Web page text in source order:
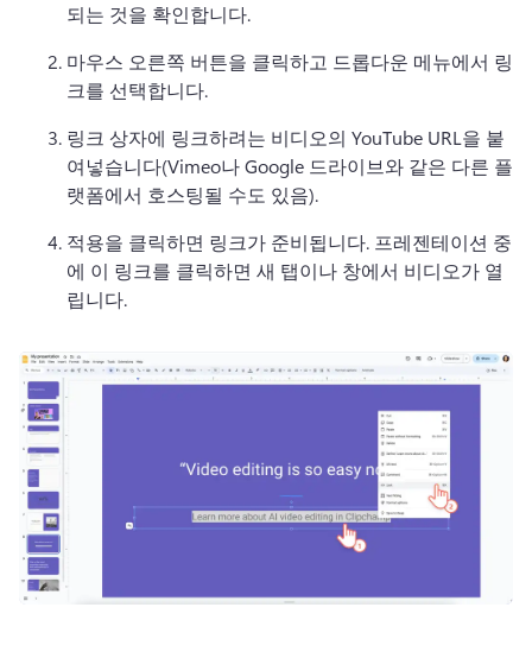
되는 것을 확인합니다.
마우스 오른쪽 버튼을 클릭하고 드롭다운 메뉴에서 링
크를 선택합니다.
링크 상자에 링크하려는 비디오의 YouTube URL을 붙
여넣습니다(Vimeo나 Google 드라이브와 같은 다른 플
랫폼에서 호스팅될 수도 있음).
적용을 클릭하면 링크가 준비됩니다. 프레젠테이션 중
에 이 링크를 클릭하면 새 탭이나 창에서 비디오가 열
립니다.